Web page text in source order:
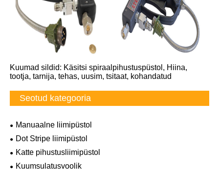
Kuumad sildid: Käsitsi spiraalpihustuspüstol, Hiina,
tootja, tarnija, tehas, uusim, tsitaat, kohandatud
Seotud kategooria
Manuaalne liimipüstol
Dot Stripe liimipüstol
Katte pihustusliimipüstol
Kuumsulatusvoolik